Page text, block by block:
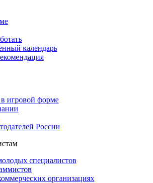
календарь
игровой форме
России
специалистов
организациях